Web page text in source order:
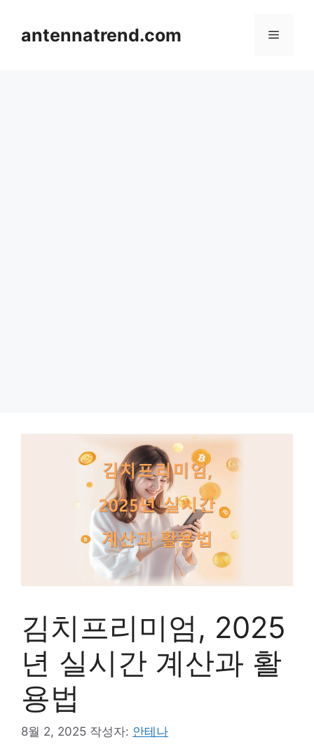
antennatrend.com 메
김치프리미엄, 2025
년 실시간 계산과 활
용법
8월 2, 2025 작성자: 안테나